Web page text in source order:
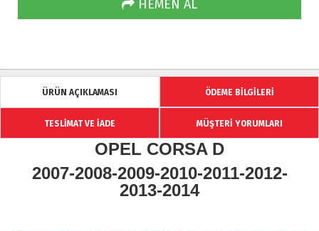
HEMEN AL
ÜRÜN AÇIKLAMASI ÖDEME BİLGİLERİ
TESLİMAT VE İADE MÜŞTERİ YORUMLARI
OPEL CORSA D
2007-2008-2009-2010-2011-2012-
2013-2014